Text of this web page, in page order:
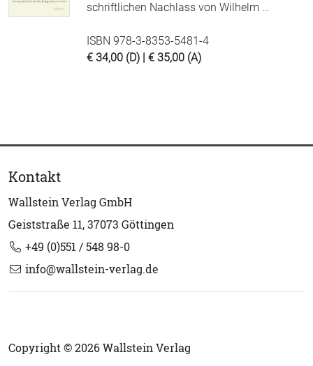
schriftlichen Nachlass von Wilhelm …
ISBN 978-3-8353-5481-4
€ 34,00 (D) | € 35,00 (A)
Kontakt
Wallstein Verlag GmbH
Geiststraße 11, 37073 Göttingen
+49 (0)551 / 548 98-0
info@wallstein-verlag.de
Copyright © 2026 Wallstein Verlag